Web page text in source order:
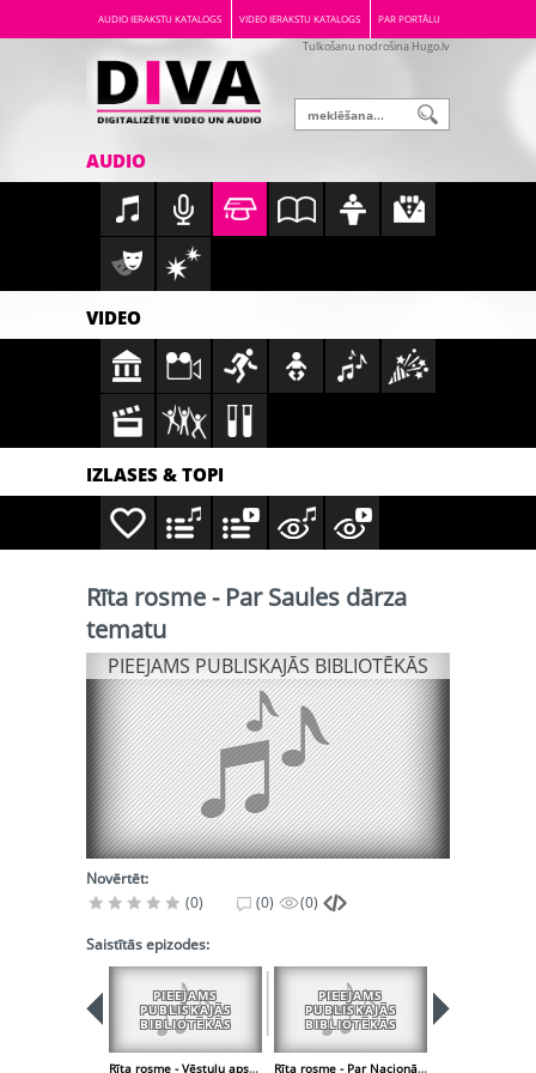
AUDIO IERAKSTU KATALOGS VIDEO IERAKSTU KATALOGS PAR PORTĀLU
Tulkošanu nodrošina Hugo.lv
AUDIO
VIDEO
IZLASES & TOPI
Rīta rosme - Par Saules dārza
tematu
PIEEJAMS PUBLISKAJĀS BIBLIOTĒKĀS
Novērtēt:
(0)
(0) (0)
Saistītās epizodes:
PIEEJAMS
PUBLISKAJĀS
BIBLIOTĒKĀS
Rīta rosme - Vēstuļu apskats
PIEEJAMS
PUBLISKAJĀS
BIBLIOTĒKĀS
Rīta rosme - Par Nacionālās bibliotēkas celtniecību